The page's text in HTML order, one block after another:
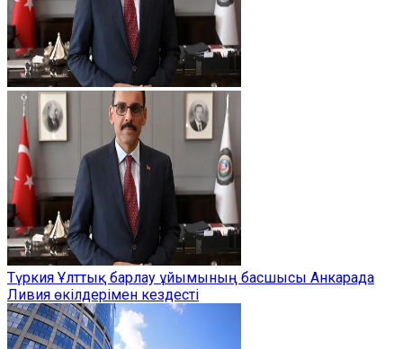
Түркия Ұлттық барлау ұйымының басшысы Анкарада
Ливия өкілдерімен кездесті